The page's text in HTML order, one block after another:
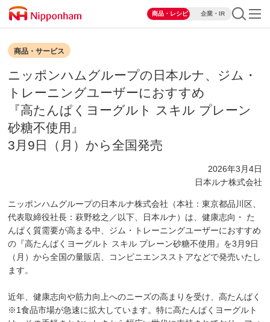
商品・レシピ 企業・IR
商品・サービス
ニッポンハムグループの日本ルナ、ジム・
トレーニングユーザーにおすすめ
『高たんぱくヨーグルト スキル プレーン
砂糖不使用』
3月9日（月）から全国発売
2026年3月4日
日本ルナ株式会社
ニッポンハムグループの日本ルナ株式会社（本社：東京都品川区、
代表取締役社長：萩野稔之／以下、日本ルナ）は、健康志向・ た
んぱく質需要が高まる中、ジム・トレーニングユーザーにおすすめ
の『高たんぱくヨーグルト スキル プレーン砂糖不使用』を3月9日
（月）から全国の量販店、コンビニエンスストアなどで発売いたし
ます。
近年、健康志向や筋力向上へのニーズの高まりを受け、高たんぱく
※1食品市場が急速に拡大しています。特に高たんぱくヨーグルト